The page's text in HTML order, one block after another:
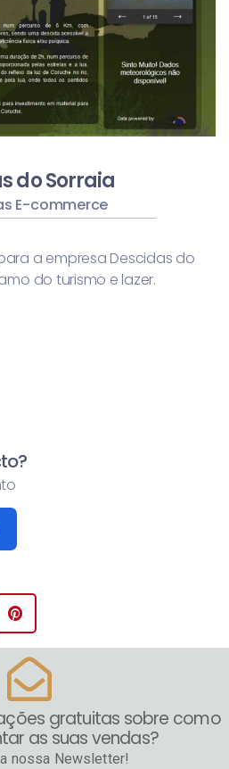
do Sorraia
E-commerce
a empresa Descidas do
do turismo e lazer.
gratuitas sobre como
as suas vendas?
nossa Newsletter!